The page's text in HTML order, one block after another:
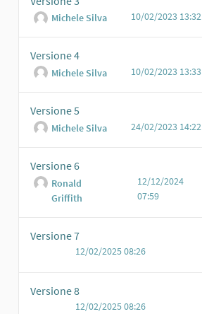
Michele Silva 10/02/2023 13:32
Versione 4
Michele Silva 10/02/2023 13:33
Versione 5
Michele Silva 24/02/2023 14:22
Versione 6
Ronald
Griffith
12/12/2024
07:59
Versione 7
12/02/2025 08:26
Versione 8
12/02/2025 08:26